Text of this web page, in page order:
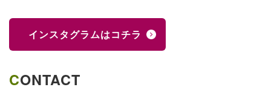
インスタグラムはコチラ
CONTACT